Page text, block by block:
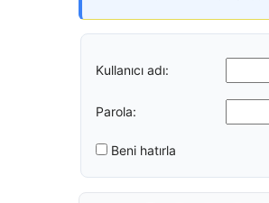
Kullanıcı adı:
Parola:
Beni hatırla